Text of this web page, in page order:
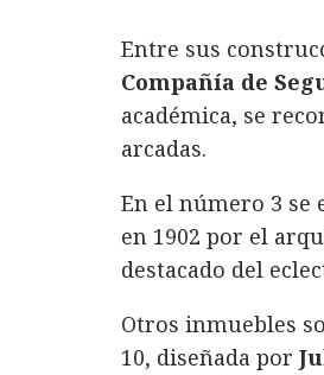
Entre sus
Compañía de
académica, se
arcadas.
En el número 3 se
en 1902 por el
destacado del
Otros inmuebles
10, diseñada por